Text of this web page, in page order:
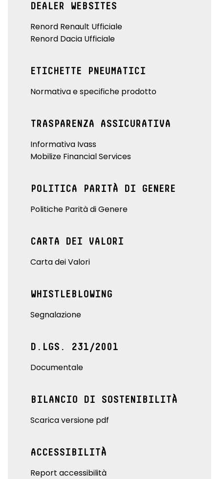
DEALER WEBSITES
Renord Renault Ufficiale
Renord Dacia Ufficiale
ETICHETTE PNEUMATICI
Normativa e specifiche prodotto
TRASPARENZA ASSICURATIVA
Informativa Ivass
Mobilize Financial Services
POLITICA PARITÀ DI GENERE
Politiche Parità di Genere
CARTA DEI VALORI
Carta dei Valori
WHISTLEBLOWING
Segnalazione
D.LGS. 231/2001
Documentale
BILANCIO DI SOSTENIBILITÀ
Scarica versione pdf
ACCESSIBILITÀ
Report accessibilità